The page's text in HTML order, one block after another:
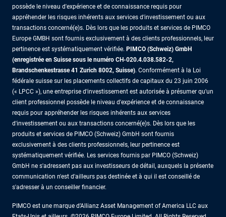
possède le niveau d'expérience et de connaissance requis pour
appréhender les risques inhérents aux services d'investissement ou aux
transactions concerné(e)s. Dès lors que les produits et services de PIMCO
Europe GMBH sont fournis exclusivement à des clients professionnels, leur
pertinence est systématiquement vérifiée. PIMCO (Schweiz) GmbH
(enregistrée en Suisse sous le numéro CH-020.4.038.582-2,
Brandschenkestrasse 41 Zurich 8002, Suisse). Conformément à la Loi
fédérale suisse sur les placements collectifs de capitaux du 23 juin 2006
(« LPCC »), une entreprise d'investissement est autorisée à présumer qu'un
client professionnel possède le niveau d'expérience et de connaissance
requis pour appréhender les risques inhérents aux services
d'investissement ou aux transactions concerné(e)s. Dès lors que les
produits et services de PIMCO (Schweiz) GmbH sont fournis
exclusivement à des clients professionnels, leur pertinence est
systématiquement vérifiée. Les services fournis par PIMCO (Schweiz)
GmbH ne s'adressent pas aux investisseurs de détail, auxquels la présente
communication n'est d'ailleurs pas destinée et à qui il est conseillé de
s'adresser à un conseiller financier.
PIMCO est une marque d’Allianz Asset Management of America LLC aux